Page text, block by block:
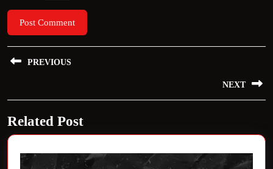
Bericht
PREVIOUS
post:
NEXT
Next
post:
Related Post